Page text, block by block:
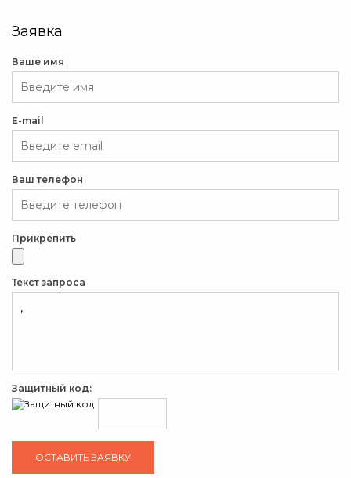
Заявка
Ваше имя
E-mail
Ваш телефон
Прикрепить
Текст запроса
Защитный код: